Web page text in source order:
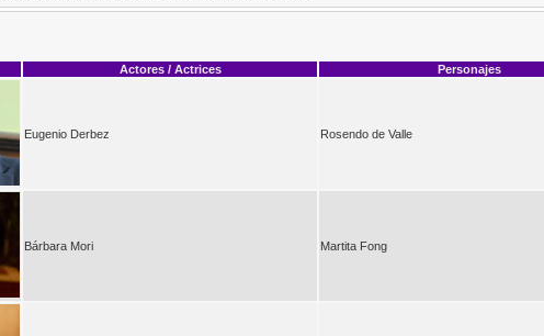
Actores / Actrices Personajes
Eugenio Derbez Rosendo de Valle
Bárbara Mori Martita Fong